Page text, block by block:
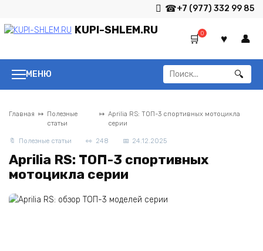
содержанию
+7 (977) 332 99 85
KUPI-SHLEM.RU 0
МЕНЮ
Search
for:
Главная
Полезные
статьи
Aprilia RS: ТОП-3 спортивных мотоцикла
серии
Полезные статьи 248 24.12.2025
Aprilia RS: ТОП-3 спортивных
мотоцикла серии